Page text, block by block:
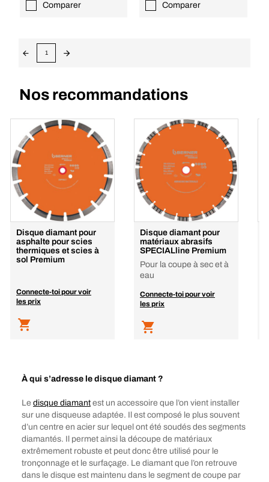
Comparer Comparer
1
Nos recommandations
Disque diamant pour
asphalte pour scies
thermiques et scies à
sol Premium
Connecte-toi pour voir
les prix
Disque diamant pour
matériaux abrasifs
SPECIALline Premium
Pour la coupe à sec et à
eau
Connecte-toi pour voir
les prix
À qui s’adresse le disque diamant ?
Le disque diamant est un accessoire que l’on vient installer
sur une disqueuse adaptée. Il est composé le plus souvent
d’un centre en acier sur lequel ont été soudés des segments
diamantés. Il permet ainsi la découpe de matériaux
extrêmement robuste et peut donc être utilisé pour le
tronçonnage et le surfaçage. Le diamant que l’on retrouve
dans le disque est maintenu dans le segment de coupe par